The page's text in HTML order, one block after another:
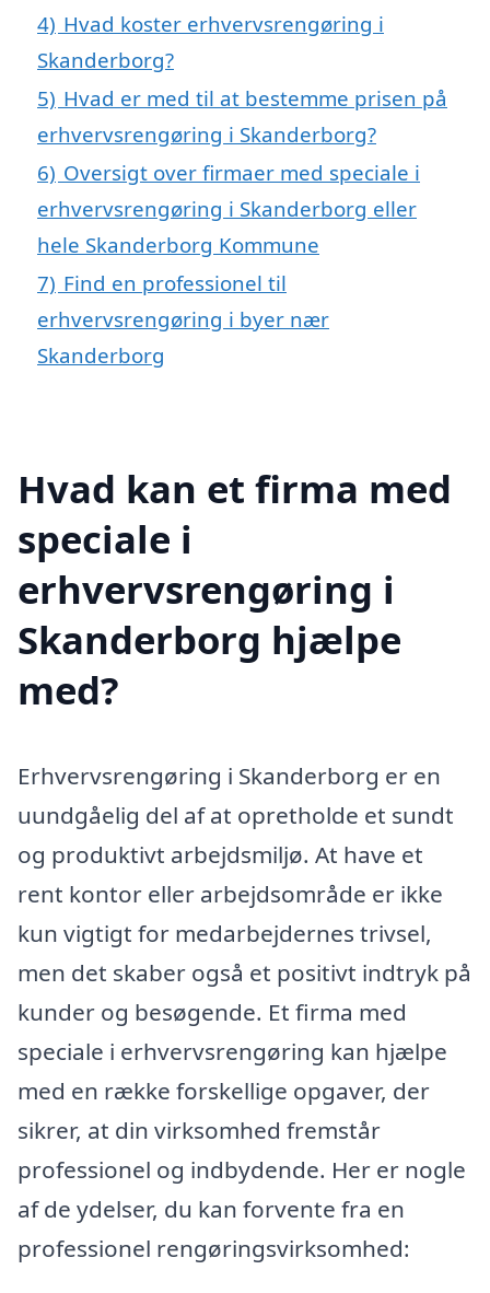
4) Hvad koster erhvervsrengøring i
Skanderborg?
5) Hvad er med til at bestemme prisen på
erhvervsrengøring i Skanderborg?
6) Oversigt over firmaer med speciale i
erhvervsrengøring i Skanderborg eller
hele Skanderborg Kommune
7) Find en professionel til
erhvervsrengøring i byer nær
Skanderborg
Hvad kan et firma med
speciale i
erhvervsrengøring i
Skanderborg hjælpe
med?
Erhvervsrengøring i Skanderborg er en
uundgåelig del af at opretholde et sundt
og produktivt arbejdsmiljø. At have et
rent kontor eller arbejdsområde er ikke
kun vigtigt for medarbejdernes trivsel,
men det skaber også et positivt indtryk på
kunder og besøgende. Et firma med
speciale i erhvervsrengøring kan hjælpe
med en række forskellige opgaver, der
sikrer, at din virksomhed fremstår
professionel og indbydende. Her er nogle
af de ydelser, du kan forvente fra en
professionel rengøringsvirksomhed: